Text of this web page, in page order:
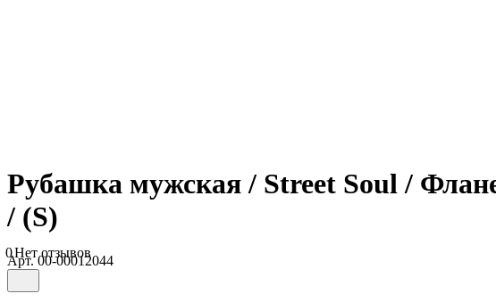
Рубашка мужская / Street Soul /
/ (S)
0Нет отзывов
Арт.00-00012044